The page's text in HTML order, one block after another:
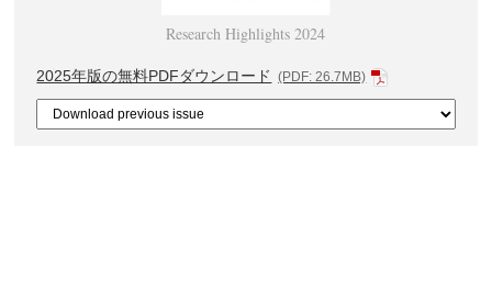
Research Highlights 2024
2025年版の無料PDFダウンロード (PDF: 26.7MB)